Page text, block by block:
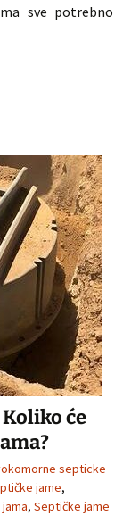
sve potrebno
će
septicke
jame,
, Septičke jame